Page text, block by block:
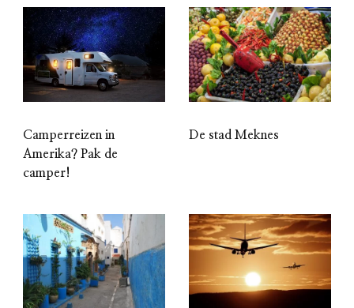
Camperreizen in
Amerika? Pak de
camper!
De stad Meknes